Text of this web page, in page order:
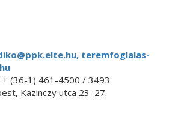
teremfoglalas-
+ (36-1) 461-4500 / 3493
Kazinczy utca 23–27.